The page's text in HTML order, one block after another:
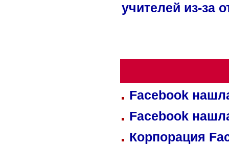
учителей из-за
Facebook
Facebook
Корпорация